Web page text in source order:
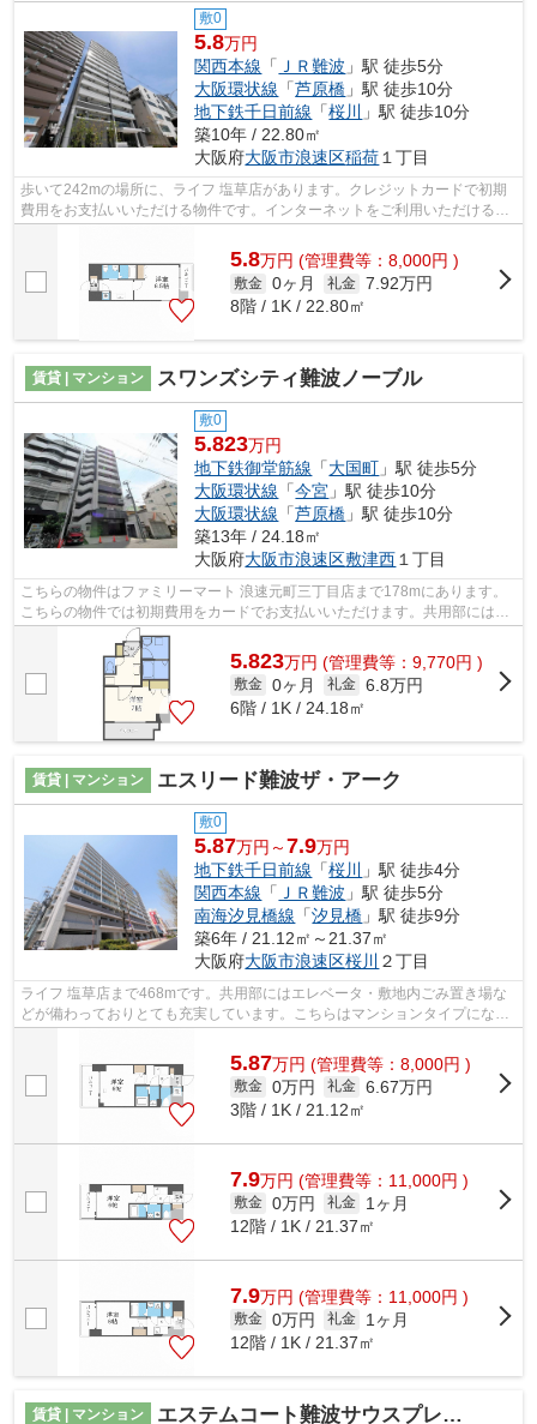
敷0
5.8万円
関西本線 「 ＪＲ難波 」駅 徒歩5分
大阪環状線 「芦原橋 」駅 徒歩10分
地下鉄千日前線 「桜川
」駅 徒歩10分
築10年 / 22.80㎡
大阪府大阪市浪速区稲荷１丁目
歩いて242mの場所に、ライフ 塩草店があります。クレジットカードで初期
費用をお支払いいただける物件です。インターネットをご利用いただける物
5.8万円 (管理費等：8,000円 )
敷金 0ヶ月 礼金 7.92万円
8階 / 1K / 22.80㎡
賃貸 | マンション スワンズシティ難波ノーブル
敷0
5.823万円
地下鉄御堂筋線 「大国町 」駅 徒歩5分
大阪環状線 「今宮 」駅 徒歩10分
大阪環状線 「芦原橋 」駅 徒歩10分
築13年 / 24.18㎡
大阪府大阪市浪速区敷津西１丁目
こちらの物件はファミリーマート 浪速元町三丁目店まで178mにあります。
こちらの物件では初期費用をカードでお支払いいただけます。共用部にはエ
レベータ・敷地内ごみ置き場など様々な...
5.823万円 (管理費等：9,770円 )
敷金 0ヶ月 礼金 6.8万円
6階 / 1K / 24.18㎡
賃貸 | マンション エスリード難波ザ・アーク
敷0
5.87万円～7.9万円
地下鉄千日前線 「桜川
」駅 徒歩4分
関西本線 「 ＪＲ難波 」駅 徒歩5分
南海汐見橋線 「汐見橋 」駅 徒歩9分
築6年 / 21.12㎡～21.37㎡
大阪府大阪市浪速区桜川 ２丁目
ライフ 塩草店まで468mです。共用部にはエレベータ・敷地内ごみ置き場な
どが備わっておりとても充実しています。こちらはマンションタイプになり
5.87万円 (管理費等：8,000円 )
敷金 0万円 礼金 6.67万円
3階 / 1K / 21.12㎡
7.9万円 (管理費等：11,000円 )
敷金 0万円 礼金
1ヶ月
12階 / 1K / 21.37㎡
7.9万円 (管理費等：11,000円 )
敷金 0万円 礼金
1ヶ月
12階 / 1K / 21.37㎡
賃貸 | マンション エステムコート難波サウスプレイスⅥラグジー